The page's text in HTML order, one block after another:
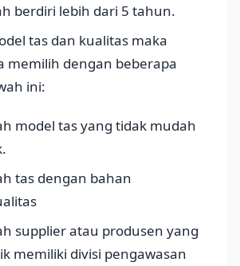
berdiri lebih dari 5 tahun.
tas dan kualitas maka
memilih dengan beberapa
ini:
model tas yang tidak mudah
tas dengan bahan
supplier atau produsen yang
memiliki divisi pengawasan